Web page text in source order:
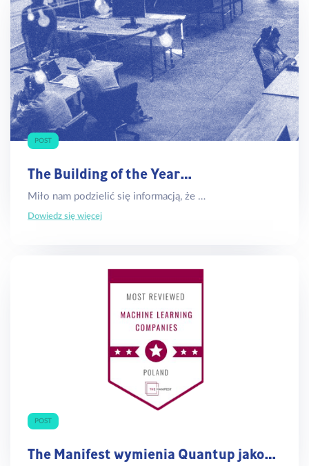
POST
The Building of the Year…
Miło nam podzielić się informacją, że …
Dowiedz się więcej
POST
The Manifest wymienia Quantup jako…